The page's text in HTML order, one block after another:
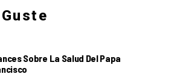
Sobre La Salud Del Papa